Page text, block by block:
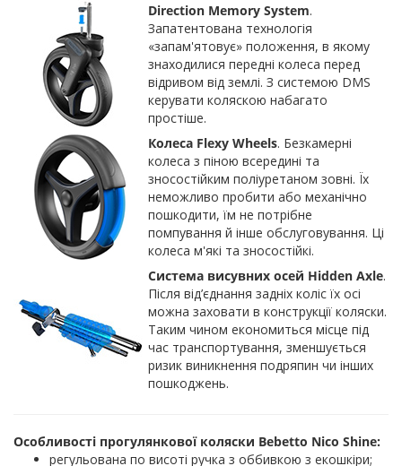
Direction Memory System.
Запатентована технологія
«запам'ятовує» положення, в якому
знаходилися передні колеса перед
відривом від землі. З системою DMS
керувати коляскою набагато
простіше.
Колеса Flexy Wheels. Безкамерні
колеса з піною всередині та
зносостійким поліуретаном зовні. Їх
неможливо пробити або механічно
пошкодити, їм не потрібне
помпування й інше обслуговування. Ці
колеса м'які та зносостійкі.
Система висувних осей Hidden Axle.
Після від’єднання задніх коліс їх осі
можна заховати в конструкції коляски.
Таким чином економиться місце під
час транспортування, зменшується
ризик виникнення подряпин чи інших
пошкоджень.
Особливості прогулянкової коляски Bebetto Nico Shine:
регульована по висоті ручка з оббивкою з екошкіри;